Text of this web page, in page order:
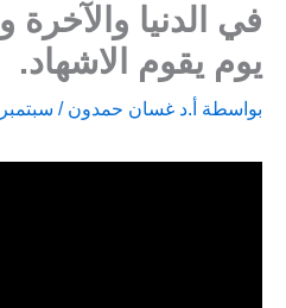
في الدنيا والآخرة و
يوم يقوم الاشهاد.
بواسطة أ.د غسان حمدون/ سبتمبر 19, 2024